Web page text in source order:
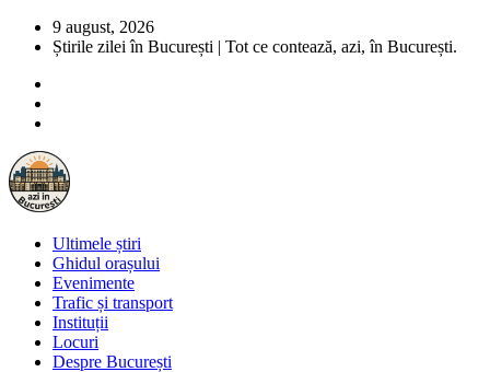
9 august, 2026
Știrile zilei în București | Tot ce contează, azi, în București.
Ultimele știri
Ghidul orașului
Evenimente
Trafic și transport
Instituții
Locuri
Despre București